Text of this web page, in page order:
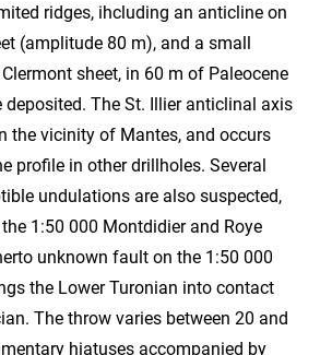
ridges, ihcluding an anticline on
(amplitude 80 m), and a small
sheet, in 60 m of Paleocene
deposited. The St. Illier anticlinal axis
the vicinity of Mantes, and occurs
profile in other drillholes. Several
undulations are also suspected,
1:50 000 Montdidier and Roye
unknown fault on the 1:50 000
the Lower Turonian into contact
The throw varies between 20 and
hiatuses accompanied by